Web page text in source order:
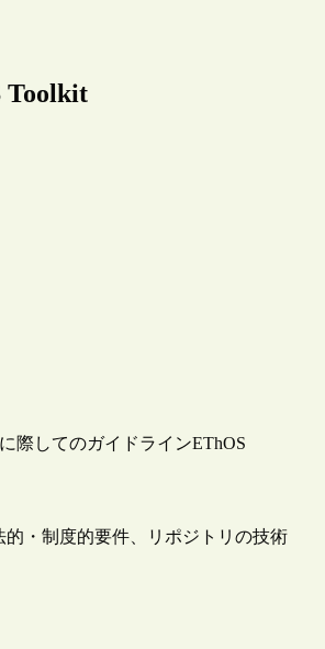
Toolkit
際してのガイドラインEThOS
・制度的要件、リポジトリの技術